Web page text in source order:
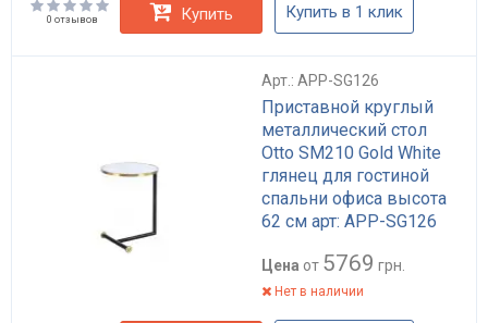
0 отзывов Купить Купить в 1 клик
Арт.: APP-SG126
Приставной круглый
металлический стол
Otto SM210 Gold White
глянец для гостиной
спальни офиса высота
62 см арт: APP-SG126
Цена от 5769 грн.
Нет в наличии